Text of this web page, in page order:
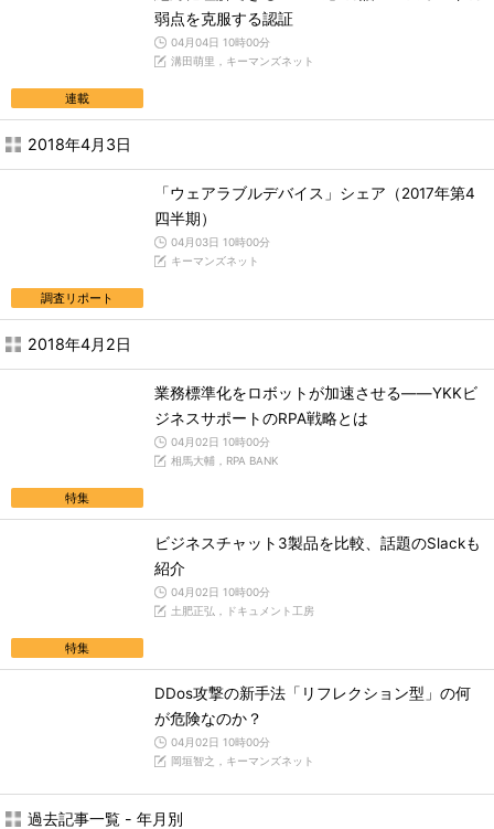
連載
弱点を克服する認証
04月04日 10時00分
溝田萌里，キーマンズネット
2018年4月3日
調査リポート
「ウェアラブルデバイス」シェア（2017年第4
四半期）
04月03日 10時00分
キーマンズネット
2018年4月2日
特集
業務標準化をロボットが加速させる――YKKビ
ジネスサポートのRPA戦略とは
04月02日 10時00分
相馬大輔，RPA BANK
特集
ビジネスチャット3製品を比較、話題のSlackも
紹介
04月02日 10時00分
土肥正弘，ドキュメント工房
DDos攻撃の新手法「リフレクション型」の何
が危険なのか？
04月02日 10時00分
岡垣智之，キーマンズネット
過去記事一覧 - 年月別